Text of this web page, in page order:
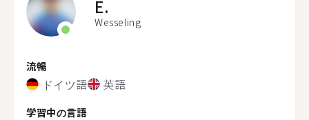
E.
Wesseling
流暢
ドイツ語 英語
学習中の言語